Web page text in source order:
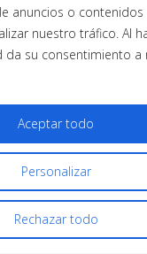
anuncios o contenidos
nuestro tráfico. Al
da su consentimiento a
Personalizar
Rechazar todo
Aceptar todo
reservados |Aviso
WebInfor Xàtiva